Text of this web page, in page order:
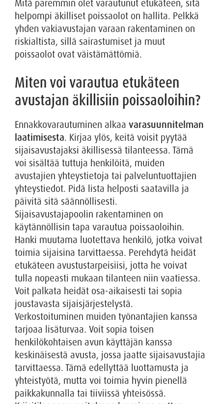
Mitä paremmin olet varautunut etukäteen, sitä
helpompi äkilliset poissaolot on hallita. Pelkkä
yhden vakiavustajan varaan rakentaminen on
riskialtista, sillä sairastumiset ja muut
poissaolot ovat väistämättömiä.
Miten voi varautua etukäteen
avustajan äkillisiin poissaoloihin?
Ennakkovarautuminen alkaa varasuunnitelman
laatimisesta. Kirjaa ylös, keitä voisit pyytää
sijaisavustajaksi äkillisessä tilanteessa. Tämä
voi sisältää tuttuja henkilöitä, muiden
avustajien yhteystietoja tai palveluntuottajien
yhteystiedot. Pidä lista helposti saatavilla ja
päivitä sitä säännöllisesti.
Sijaisavustajapoolin rakentaminen on
käytännöllisin tapa varautua poissaoloihin.
Hanki muutama luotettava henkilö, jotka voivat
toimia sijaisina tarvittaessa. Perehdytä heidät
etukäteen avustustarpeisiisi, jotta he voivat
tulla nopeasti mukaan tilanteen niin vaatiessa.
Voit palkata heidät osa-aikaisesti tai sopia
joustavasta sijaisjärjestelystä.
Verkostoituminen muiden työnantajien kanssa
tarjoaa lisäturvaa. Voit sopia toisen
henkilökohtaisen avun käyttäjän kanssa
keskinäisestä avusta, jossa jaatte sijaisavustajia
tarvittaessa. Tämä edellyttää luottamusta ja
yhteistyötä, mutta voi toimia hyvin pienellä
paikkakunnalla tai tiiviissä yhteisössä.